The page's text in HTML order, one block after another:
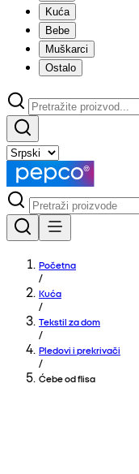
Kuća
Bebe
Muškarci
Ostalo
Početna
/
Kuća
/
Tekstil za dom
/
Pledovi i prekrivači
/
Ćebe od flisa